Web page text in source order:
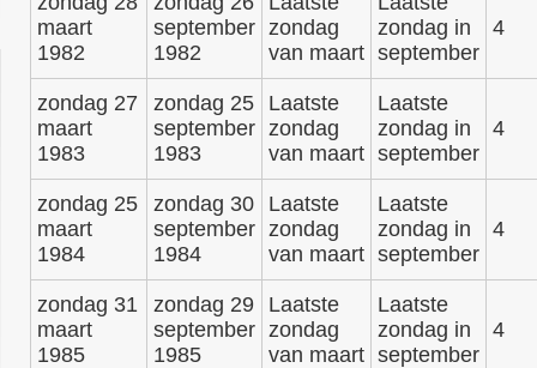
maart
1982
september
1982
zondag
van maart
zondag in
september
4
zondag 27
maart
1983
zondag 25
september
1983
Laatste
zondag
van maart
Laatste
zondag in
september
4
zondag 25
maart
1984
zondag 30
september
1984
Laatste
zondag
van maart
Laatste
zondag in
september
4
zondag 31
maart
1985
zondag 29
september
1985
Laatste
zondag
van maart
Laatste
zondag in
september
4